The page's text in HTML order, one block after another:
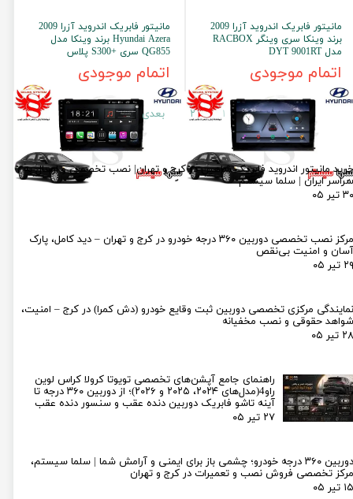
مانیتور فابریک اندروید آزرا 2009
برند وینکا سری وینگر RACBOX
مدل DYT 9001RT
اتمام موجودی
مانیتور فابریک اندروید آزرا 2009
Hyundai Azera برند وینکا مدل
QG855 سری +S300 پلاس
اتمام موجودی
۱ ۲ بعدی
خرید مانیتور اندروید فابریک شاهین در کرج و تهران| نصب تخصصی و ارسال به
سراسر ایران | سلما سیستم
۳۰ تیر ۰۵
مرکز نصب تخصصی دوربین ۳۶۰ درجه خودرو در کرج و تهران – دید کامل، پارک
آسان و امنیت بی‌نقص
۲۹ تیر ۰۵
نمایندگی مرکزی تخصصی دوربین ثبت وقایع خودرو (دش کمرا) در کرج – امنیت،
شواهد حقوقی و نصب مخفیانه
۲۸ تیر ۰۵
راهنمای جامع آپشن‌های تخصصی تویوتا کرولا کراس لوین
راو4(مدل‌های ۲۰۲۴، ۲۰۲۵ و ۲۰۲۶)؛ از دوربین ۳۶۰ درجه تا
آینه تاشو فابریک دوربین دنده عقب و سنسور دنده عقب
۲۷ تیر ۰۵
دوربین ۳۶۰ درجه خودرو؛ چشمی باز برای ایمنی و آرامش شما | سلما سیستم،
مرکز تخصصی فروش نصب و تعمیرات در کرج و تهران
۱۵ تیر ۰۵